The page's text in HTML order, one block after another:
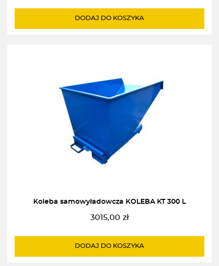
DODAJ DO KOSZYKA
Koleba samowyładowcza KOLEBA KT 300 L
3015,00 zł
DODAJ DO KOSZYKA